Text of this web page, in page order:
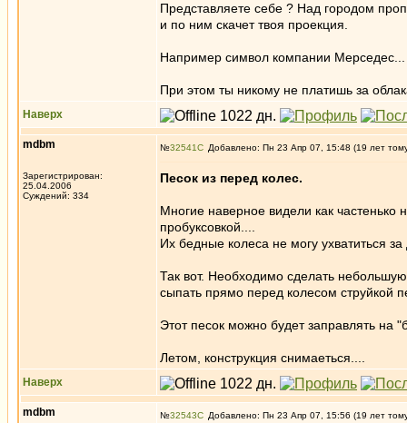
Представляете себе ? Над городом
и по ним скачет твоя проекция.
Например символ компании Мерседес...
При этом ты никому не платишь за
Наверх
mdbm
Зарегистрирован:
25.04.2006
Суждений: 334
№32541 Добавлено: Пн 23 Апр 07, 15:48 (19 лет
Песок из перед колес.
Многие наверное видели как частенько
пробуксовкой....
Их бедные колеса не могу ухватиться
Так вот. Необходимо сделать
сыпать прямо перед колесом струйкой
Этот песок можно будет заправлять на
Летом, конструкция снимаеться....
Наверх
mdbm №32543 Добавлено: Пн 23 Апр 07, 15:56 (19 лет